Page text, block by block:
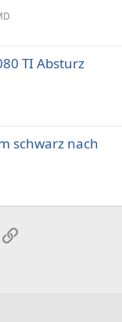
TI Absturz
schwarz nach
Link